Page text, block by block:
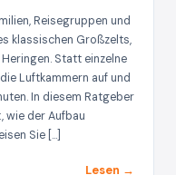
Reisegruppen und
klassischen Großzelts,
Statt einzelne
Luftkammern auf und
In diesem Ratgeber
wie der Aufbau
Sie […]
Lesen →